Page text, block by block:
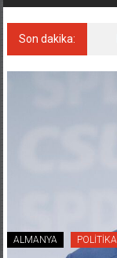
Son dakika:
ALMANYA POLİTİKA